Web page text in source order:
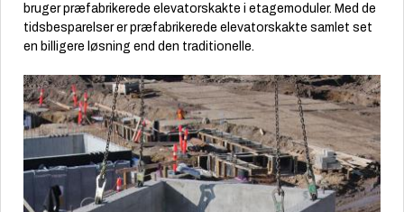
bruger præfabrikerede elevatorskakte i etagemoduler. Med de
tidsbesparelser er præfabrikerede elevatorskakte samlet set
en billigere løsning end den traditionelle.